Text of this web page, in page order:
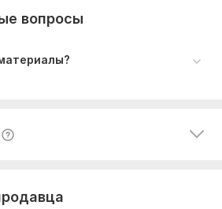
вопросы
оправдал мои ожидания на все
Читать